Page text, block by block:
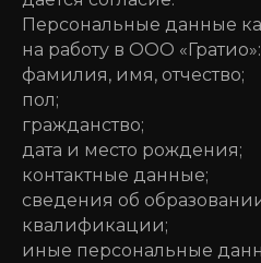
Персональные данные
на работу в ООО «Гратио»:
фамилия, имя, отчество;
пол;
гражданство;
дата и место рождения;
контактные данные;
сведения об
квалификации;
иные персональные